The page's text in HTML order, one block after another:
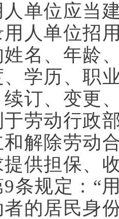
单位应当
人单位招
名、年龄
学历、职
续订、变更
劳动行政
解除劳动
供担保、
9条规定：“
的居民身